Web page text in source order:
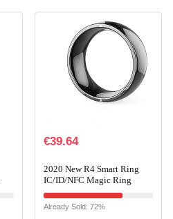
€39.64
2020 New R4 Smart Ring
IC/ID/NFC Magic Ring
Access Control Card Cloud
Smart Home Mobiele
telefoon-accessoires (voor
Already Sold: 72%